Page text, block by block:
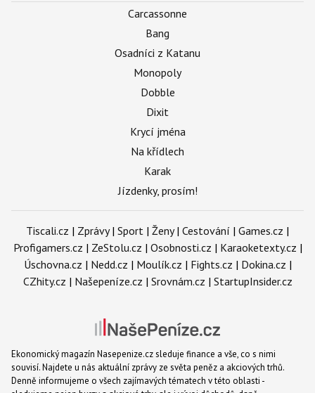
Carcassonne
Bang
Osadníci z Katanu
Monopoly
Dobble
Dixit
Krycí jména
Na křídlech
Karak
Jízdenky, prosím!
Tiscali.cz | Zprávy| Sport | Ženy| Cestování | Games.cz |
Profigamers.cz | ZeStolu.cz | Osobnosti.cz | Karaoketexty.cz |
Úschovna.cz | Nedd.cz | Moulík.cz | Fights.cz | Dokina.cz |
CZhity.cz | Našepeníze.cz | Srovnám.cz | StartupInsider.cz
Ekonomický magazín Nasepenize.cz sleduje finance a vše, co s nimi
souvisí. Najdete u nás aktuální zprávy ze světa peněz a akciových trhů.
Denně informujeme o všech zajímavých tématech v této oblasti -